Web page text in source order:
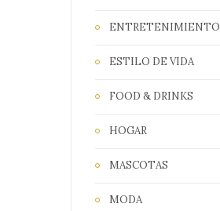
ENTRETENIMIENTO
ESTILO DE VIDA
FOOD & DRINKS
HOGAR
MASCOTAS
MODA